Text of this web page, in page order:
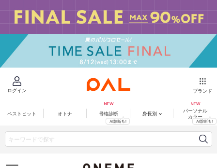
ログイン ブランド
ベストヒット オトナ 骨格診断 身長別
パーソナル
カラー